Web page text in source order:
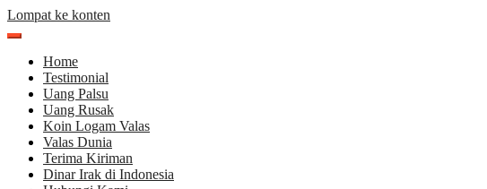
Lompat ke konten
Home
Testimonial
Uang Palsu
Uang Rusak
Koin Logam Valas
Valas Dunia
Terima Kiriman
Dinar Irak di Indonesia